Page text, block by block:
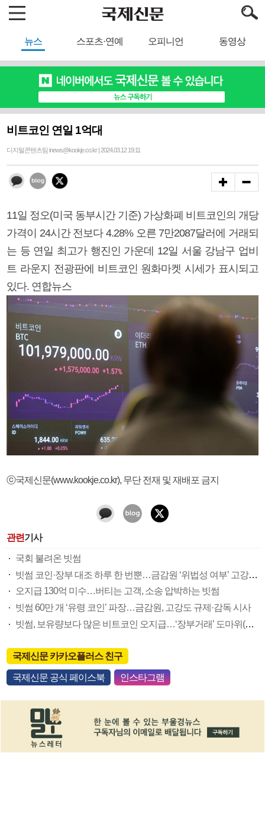
뉴스 스포츠·연예 오피니언 동영상
비트코인 연일 1억대
디지털콘텐츠팀 inews@kookje.co.kr | 2024.03.12 19:11
11일 정오(미국 동부시간 기준) 가상화폐 비트코인의 개당
가격이 24시간 전보다 4.28% 오른 7만2087달러에 거래되
는 등 연일 최고가 행진인 가운데 12일 서울 강남구 업비
트 라운지 전광판에 비트코인 원화마켓 시세가 표시되고
있다. 연합뉴스
ⓒ국제신문(www.kookje.co.kr), 무단 전재 및 재배포 금지
관련기사
국회 불려온 빗썸
빗썸 코인·장부 대조 하루 한 번뿐…금감원 ‘위법성 여부’ 고강도 조사
오지급 130억 미수…버티는 고객, 소송 압박하는 빗썸
빗썸 60만 개 ‘유령 코인’ 파장…금감원, 고강도 규제·감독 시사
빗썸, 보유량보다 많은 비트코인 오지급…‘장부거래’ 도마위(종합)
국제신문 카카오플러스 친구
국제신문 공식 페이스북 인스타그램